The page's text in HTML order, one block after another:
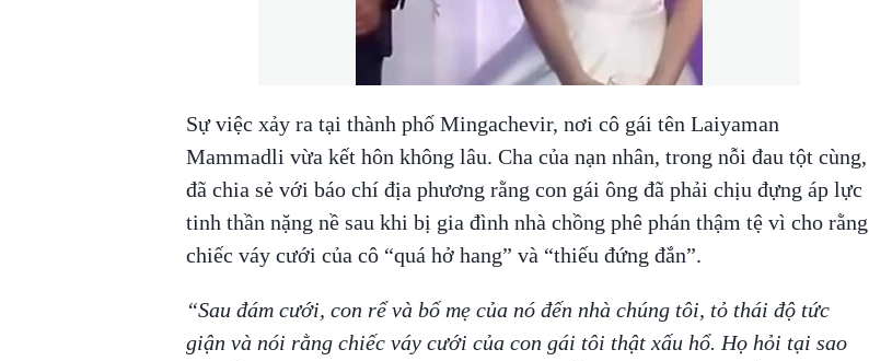
Sự việc xảy ra tại thành phố Mingachevir, nơi cô gái tên Laiyaman
Mammadli vừa kết hôn không lâu. Cha của nạn nhân, trong nỗi đau tột cùng,
đã chia sẻ với báo chí địa phương rằng con gái ông đã phải chịu đựng áp lực
tinh thần nặng nề sau khi bị gia đình nhà chồng phê phán thậm tệ vì cho rằng
chiếc váy cưới của cô “quá hở hang” và “thiếu đứng đắn”.
“Sau đám cưới, con rể và bố mẹ của nó đến nhà chúng tôi, tỏ thái độ tức
giận và nói rằng chiếc váy cưới của con gái tôi thật xấu hổ. Họ hỏi tại sao